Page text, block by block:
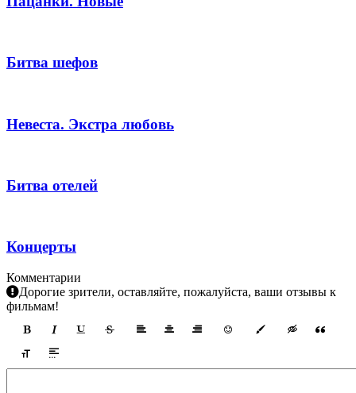
Битва шефов
Невеста. Экстра любовь
Битва отелей
Концерты
Комментарии
Дорогие зрители, оставляйте, пожалуйста, ваши отзывы к
фильмам!